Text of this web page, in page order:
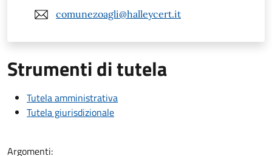
comunezoagli@halleycert.it
Strumenti di tutela
Tutela amministrativa
Tutela giurisdizionale
Argomenti: